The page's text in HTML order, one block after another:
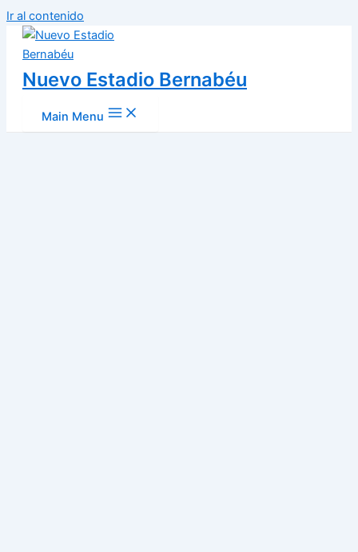
Ir al contenido
Nuevo Estadio Bernabéu
Main Menu